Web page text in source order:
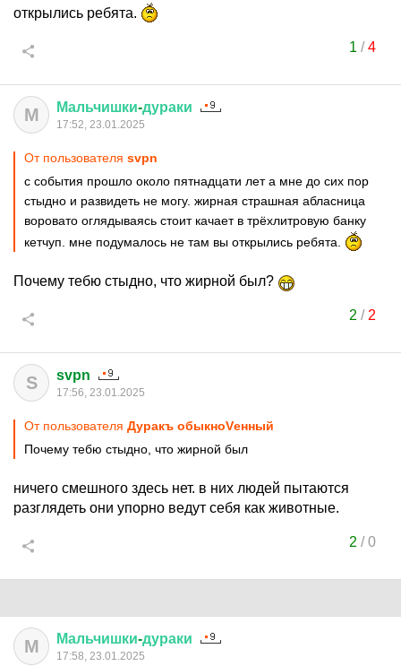
открылись ребята.
1 /4
М Мальчишки-дураки
17:52, 23.01.2025
От пользователя svpn
с события прошло около пятнадцати лет а мне до сих пор
стыдно и развидеть не могу. жирная страшная абласница
воровато оглядываясь стоит качает в трёхлитровую банку
кетчуп. мне подумалось не там вы открылись ребята.
Почему тебю стыдно, что жирной был?
2 / 2
S svpn
17:56, 23.01.2025
От пользователя Дуракъ обыкноVенный
Почему тебю стыдно, что жирной был
ничего смешного здесь нет. в них людей пытаются
разглядеть они упорно ведут себя как животные.
2 /0
М Мальчишки-дураки
17:58, 23.01.2025